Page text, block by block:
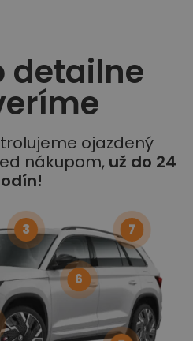
detailne
ojazdený
nákupom, už do 24
3
6
7